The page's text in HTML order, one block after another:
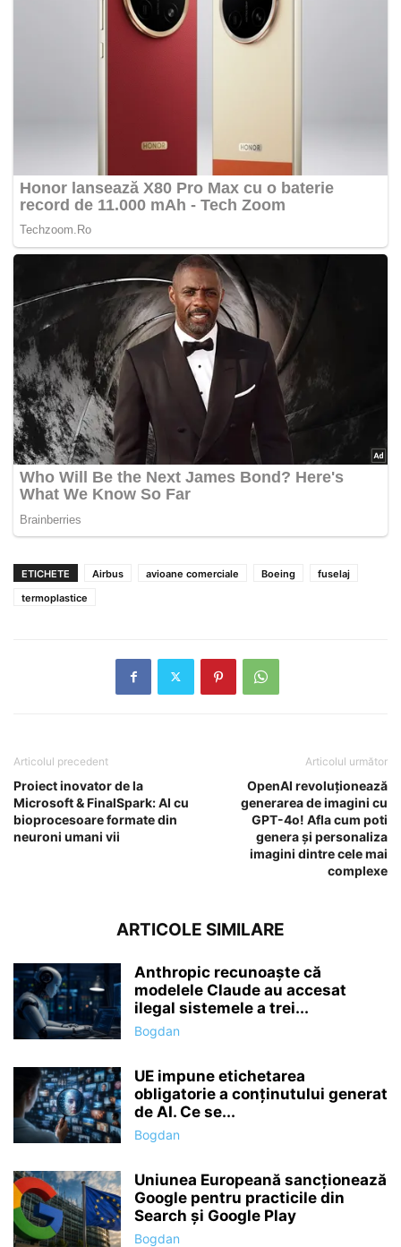
ETICHETE Airbus avioane comerciale Boeing
fuselaj
termoplastice
Articolul precedent
Proiect inovator de la
Microsoft & FinalSpark: AI cu
bioprocesoare formate din
neuroni umani vii
Articolul următor
OpenAI revoluționează
generarea de imagini cu
GPT-4o! Afla cum poti
genera și personaliza
imagini dintre cele mai
complexe
ARTICOLE SIMILARE
Anthropic recunoaște că
modelele Claude au accesat
ilegal sistemele a trei...
Bogdan
UE impune etichetarea
obligatorie a conținutului generat
de AI. Ce se...
Bogdan
Uniunea Europeană sancționează
Google pentru practicile din
Search și Google Play
Bogdan